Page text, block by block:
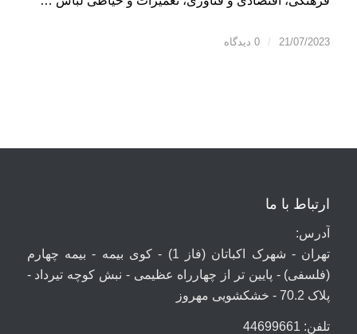
21/07/2023
/ 0 دیدگاه
ارتباط با ما
آدرس:
تهران - شهرک اکباتان (فاز 1) - کوی بیمه - بیمه چهارم
(فلسفی) - پایین تر از چهارراه عظیمی - نبش کوچه تیرداد -
پلاک 70.2 - خشکشویی مهروز
تلفن: 44699661